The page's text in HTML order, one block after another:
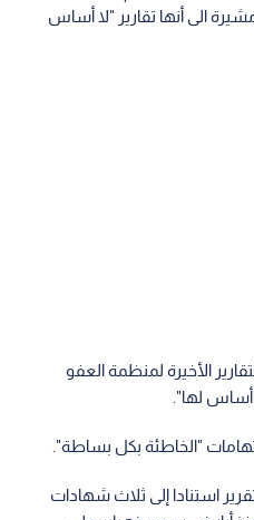
الى أنها تقارير "لا أساس
الأخيرة لمنظمة العفو
لها".
"الخاطئة بكل بساطة".
استنادا إلى ثلاث شهادات